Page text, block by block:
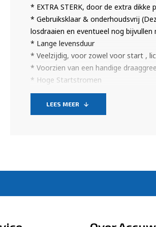
* EXTRA STERK, door de extra
* Gebruiksklaar & onderhoudsvrij
losdraaien en eventueel nog
* Lange levensduur
* Veelzijdig, voor zowel voor start ,
* Voorzien van een handige
* Hoge Startstromen
* Trillingsbestendig
* Hoge laadacceptatie.
type accu het onderhoud en de
succes hebben doorstaan.
LEES MEER